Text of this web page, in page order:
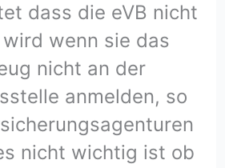
dass die eVB nicht
wenn sie das
nicht an der
anmelden, so
nicht wichtig ist ob